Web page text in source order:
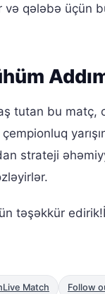
qələbə üçün
tutan bu matç,
strateji
təşəkkür
Match Follow